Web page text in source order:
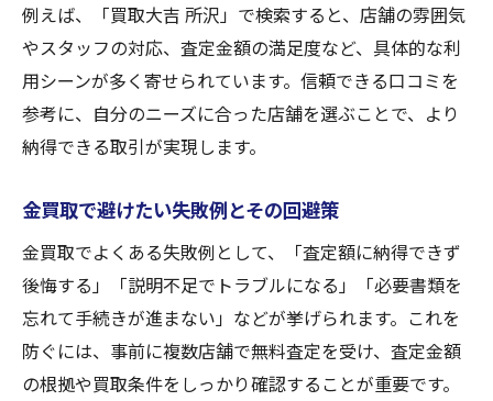
例えば、「買取大吉 所沢」で検索すると、店舗の雰囲気
やスタッフの対応、査定金額の満足度など、具体的な利
用シーンが多く寄せられています。信頼できる口コミを
参考に、自分のニーズに合った店舗を選ぶことで、より
納得できる取引が実現します。
金買取で避けたい失敗例とその回避策
金買取でよくある失敗例として、「査定額に納得できず
後悔する」「説明不足でトラブルになる」「必要書類を
忘れて手続きが進まない」などが挙げられます。これを
防ぐには、事前に複数店舗で無料査定を受け、査定金額
の根拠や買取条件をしっかり確認することが重要です。